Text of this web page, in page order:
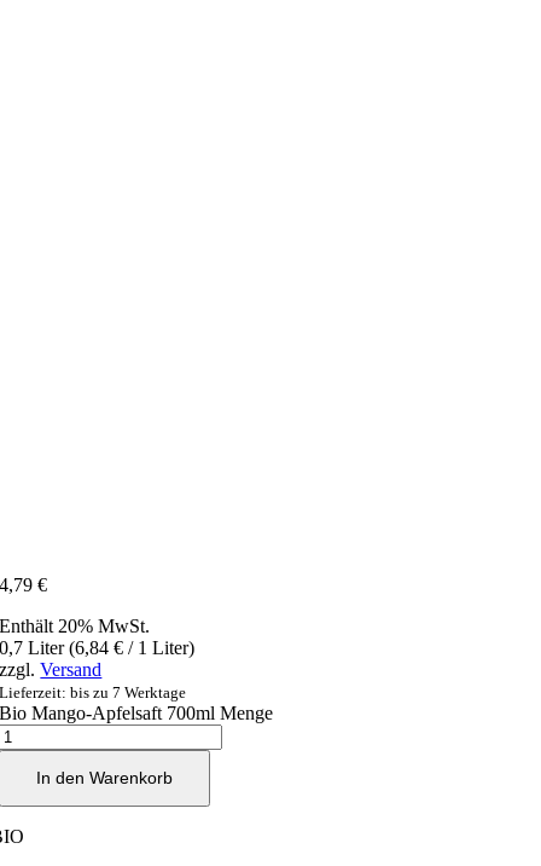
4,79€
Enthält 20% MwSt.
0,7 Liter (6,84€ / 1 Liter)
zzgl.Versand
Lieferzeit: bis zu 7 Werktage
Bio Mango-Apfelsaft 700ml Menge
In den Warenkorb